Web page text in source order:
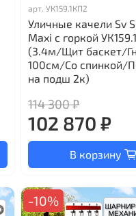
арт.УК159.1КП2
Уличные качели Sv
Maxi с горкой
(3.4м/Щит баскет/
100см/Со спинкой/
на подш 2к)
114 300 ₽
102 870 ₽
В корзину
-10%